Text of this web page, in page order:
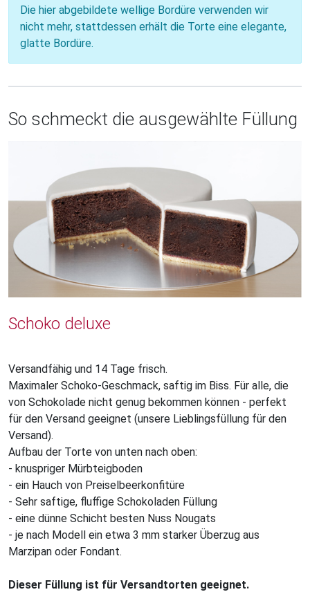
Die hier abgebildete wellige Bordüre verwenden wir
nicht mehr, stattdessen erhält die Torte eine elegante,
glatte Bordüre.
So schmeckt die ausgewählte Füllung
Schoko deluxe
Versandfähig und 14 Tage frisch.
Maximaler Schoko-Geschmack, saftig im Biss. Für alle, die
von Schokolade nicht genug bekommen können - perfekt
für den Versand geeignet (unsere Lieblingsfüllung für den
Versand).
Aufbau der Torte von unten nach oben:
- knuspriger Mürbteigboden
- ein Hauch von Preiselbeerkonfitüre
- Sehr saftige, fluffige Schokoladen Füllung
- eine dünne Schicht besten Nuss Nougats
- je nach Modell ein etwa 3 mm starker Überzug aus
Marzipan oder Fondant.
Dieser Füllung ist für Versandtorten geeignet.